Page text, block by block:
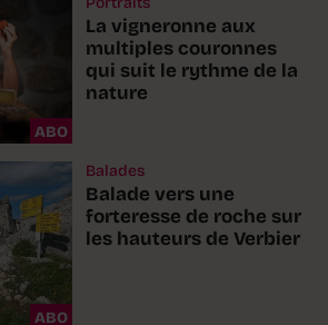
ABO
La vigneronne aux
multiples couronnes
qui suit le rythme de la
nature
ABO
Balades
Balade vers une
forteresse de roche sur
les hauteurs de Verbier